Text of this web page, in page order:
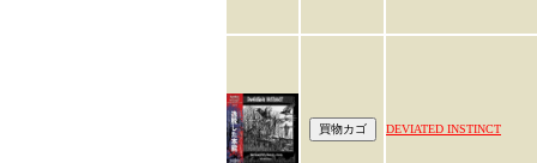
DEVIATED INSTINCT